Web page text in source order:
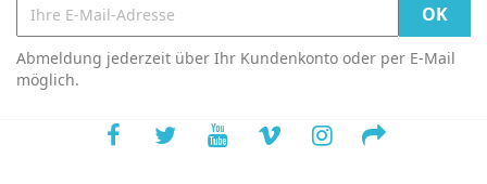
Abmeldung jederzeit über Ihr Kundenkonto oder per E-Mail
möglich.